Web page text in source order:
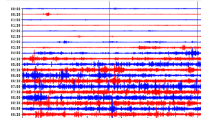
00:00
00:30
01:00
01:30
02:00
02:30
03:00
03:30
04:00
04:30
05:00
05:30
06:00
06:30
07:00
07:30
08:00
08:30
09:00
09:30